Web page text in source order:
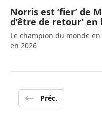
Norris est ’fier’ de
d’être de retour’
Le champion du monde
en 2026
Préc.